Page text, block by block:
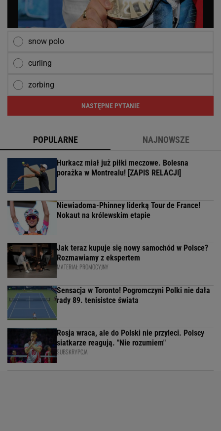
snow polo
curling
zorbing
NASTĘPNE PYTANIE
POPULARNE NAJNOWSZE
Hurkacz miał już piłki meczowe. Bolesna
porażka w Montrealu! [ZAPIS RELACJI]
Niewiadoma-Phinney liderką Tour de France!
Nokaut na królewskim etapie
Jak teraz kupuje się nowy samochód w Polsce?
Rozmawiamy z ekspertem
MATERIAŁ PROMOCYJNY
Sensacja w Toronto! Pogromczyni Polki nie dała
rady 89. tenisistce świata
Rosja wraca, ale do Polski nie przyleci. Polscy
siatkarze reagują. "Nie rozumiem"
SUBSKRYPCJA